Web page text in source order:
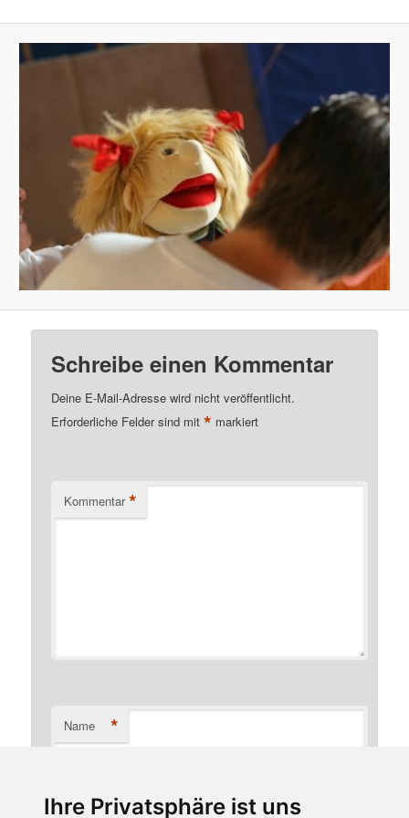
Ihre Privatsphäre ist uns
Schreibe einen Kommentar
Deine E-Mail-Adresse wird nicht veröffentlicht.
Erforderliche Felder sind mit* markiert
Kommentar *
Name *